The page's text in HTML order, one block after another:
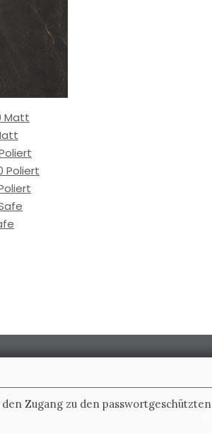
Matt
Poliert
Zugang zu den passwortgeschützten